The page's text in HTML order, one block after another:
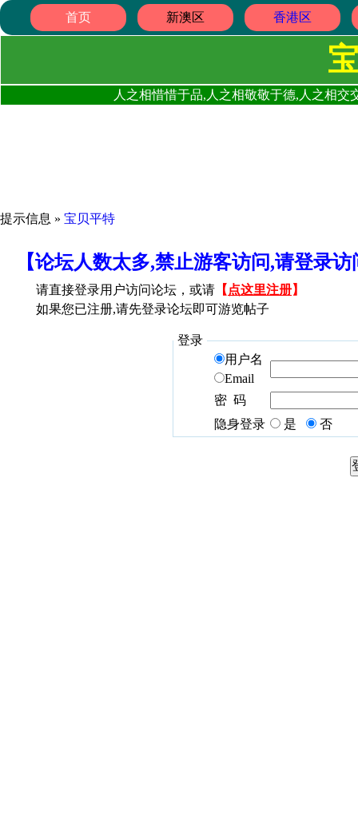
首页 新澳区 香港区
人之相惜惜于品,人之相敬敬于德,人之相
提示信息 » 宝贝平特
【论坛人数太多,禁止游客访问,请登录
请直接登录用户访问论坛，或请 【 点这里注册】
如果您已注册,请先登录论坛即可游览帖子
登录
用户名
Email
密 码
隐身登录
是 否